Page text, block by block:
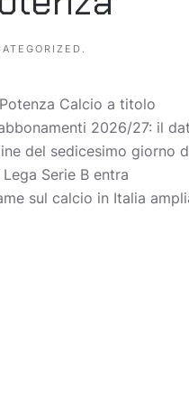
.
Calcio a titolo
2026/27: il
del sedicesimo giorno
Serie B entra
sul calcio in Italia